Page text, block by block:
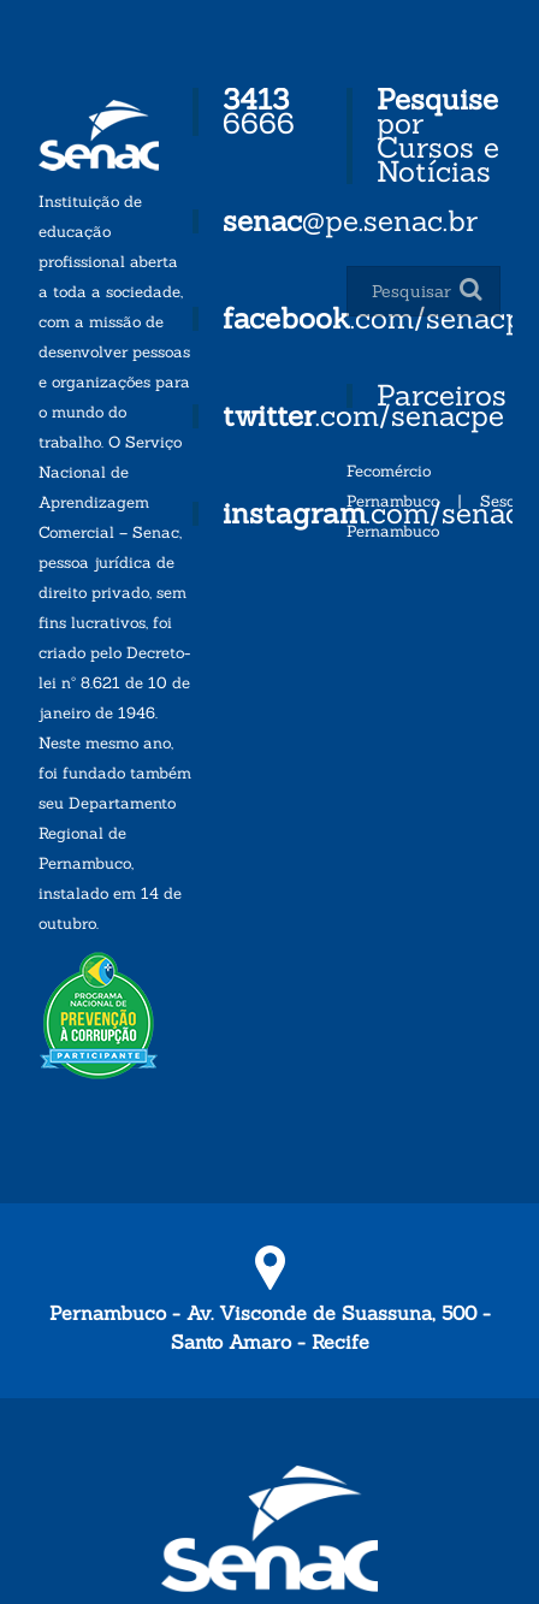
Instituição de
educação
profissional aberta
a toda a sociedade,
com a missão de
desenvolver pessoas
e organizações para
o mundo do
trabalho. O Serviço
Nacional de
Aprendizagem
Comercial – Senac,
pessoa jurídica de
direito privado, sem
fins lucrativos, foi
criado pelo Decreto-
lei nº 8.621 de 10 de
janeiro de 1946.
Neste mesmo ano,
foi fundado também
seu Departamento
Regional de
Pernambuco,
instalado em 14 de
outubro.
3413
6666
senac@pe.senac.br
facebook.com/senacpe
twitter.com/senacpe
instagram.com/
Pesquise
por
Cursos e
Notícias
Parceiros
Fecomércio
Pernambuco| Sesc
Pernambuco
Pernambuco - Av. Visconde de Suassuna, 500 -
Santo Amaro - Recife